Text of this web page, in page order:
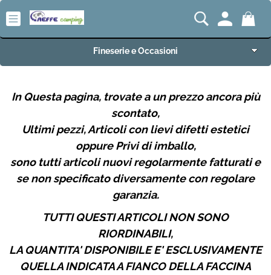
Articoli per Camper e Caravan
Articoli VW Collection
Articoli per Campeggio e Giardino
Imbarcazioni e Motori Marini
Carrelli e Rimorchi
Fineserie e Occasioni
In Questa pagina, trovate a un prezzo ancora più
scontato,
Ultimi pezzi, Articoli con lievi difetti estetici
oppure Privi di imballo,
sono tutti articoli nuovi regolarmente fatturati e
se non specificato diversamente con regolare
garanzia.
TUTTI QUESTI ARTICOLI NON SONO
RIORDINABILI,
LA QUANTITA' DISPONIBILE E' ESCLUSIVAMENTE
QUELLA INDICATA A FIANCO DELLA FACCINA